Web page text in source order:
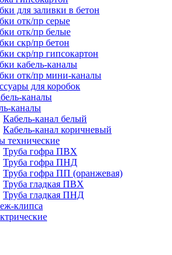
для заливки в бетон
отк/пр серые
отк/пр белые
скр/пр бетон
скр/пр гипсокартон
кабель-каналы
отк/пр мини-каналы
для коробок
каналы
каналы
Кабель-канал белый
Кабель-канал коричневый
технические
Труба гофра ПВХ
Труба гофра ПНД
Труба гофра ПП (оранжевая)
Труба гладкая ПВХ
Труба гладкая ПНД
клипса